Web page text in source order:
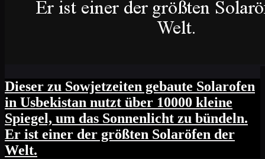
Dieser zu Sowjetzeiten gebaute Solarofen
in Usbekistan nutzt über 10000 kleine
Spiegel, um das Sonnenlicht zu bündeln.
Er ist einer der größten Solaröfen der
Welt.